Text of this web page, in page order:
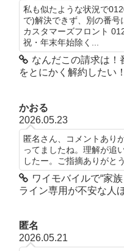
私も似たような状況で
で)解決できず、別の番
カスタマーズフロント
祝・年末年始除く...
なんだこの請求は！
をとにかく解約したい
かおる
2026.05.23
匿名さん、コメントあり
ってましたね。理解が追
したー。ご指摘ありがと
ワイモバイルで“家
ライン専用が不安な人
匿名
2026.05.21